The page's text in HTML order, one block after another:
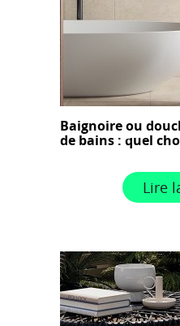
Baignoire ou
de bains : quel
Lire